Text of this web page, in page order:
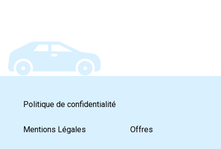
Politique de confidentialité
Mentions Légales Offres